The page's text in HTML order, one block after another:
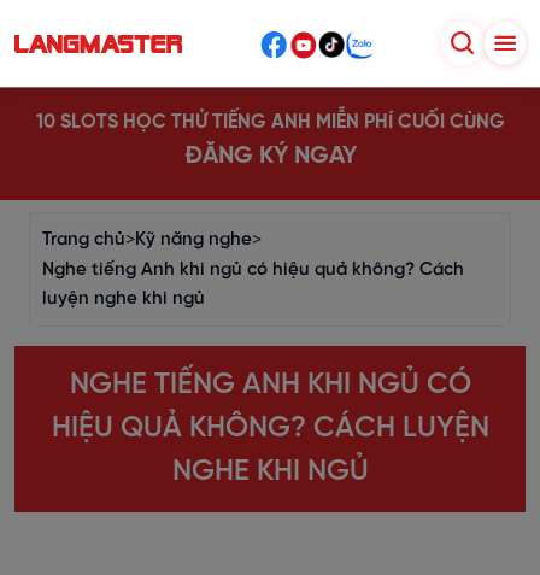
10 SLOTS HỌC THỬ TIẾNG ANH MIỄN PHÍ CUỐI CÙNG
ĐĂNG KÝ NGAY
Trang chủ>Kỹ năng nghe>
Nghe tiếng Anh khi ngủ có hiệu quả không? Cách
luyện nghe khi ngủ
NGHE TIẾNG ANH KHI NGỦ CÓ
HIỆU QUẢ KHÔNG? CÁCH LUYỆN
NGHE KHI NGỦ